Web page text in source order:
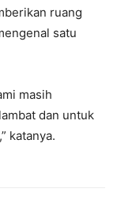
ruang
satu
masih
dan untuk
katanya.